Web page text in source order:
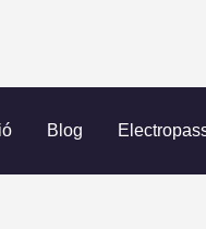
Blog
Barrington